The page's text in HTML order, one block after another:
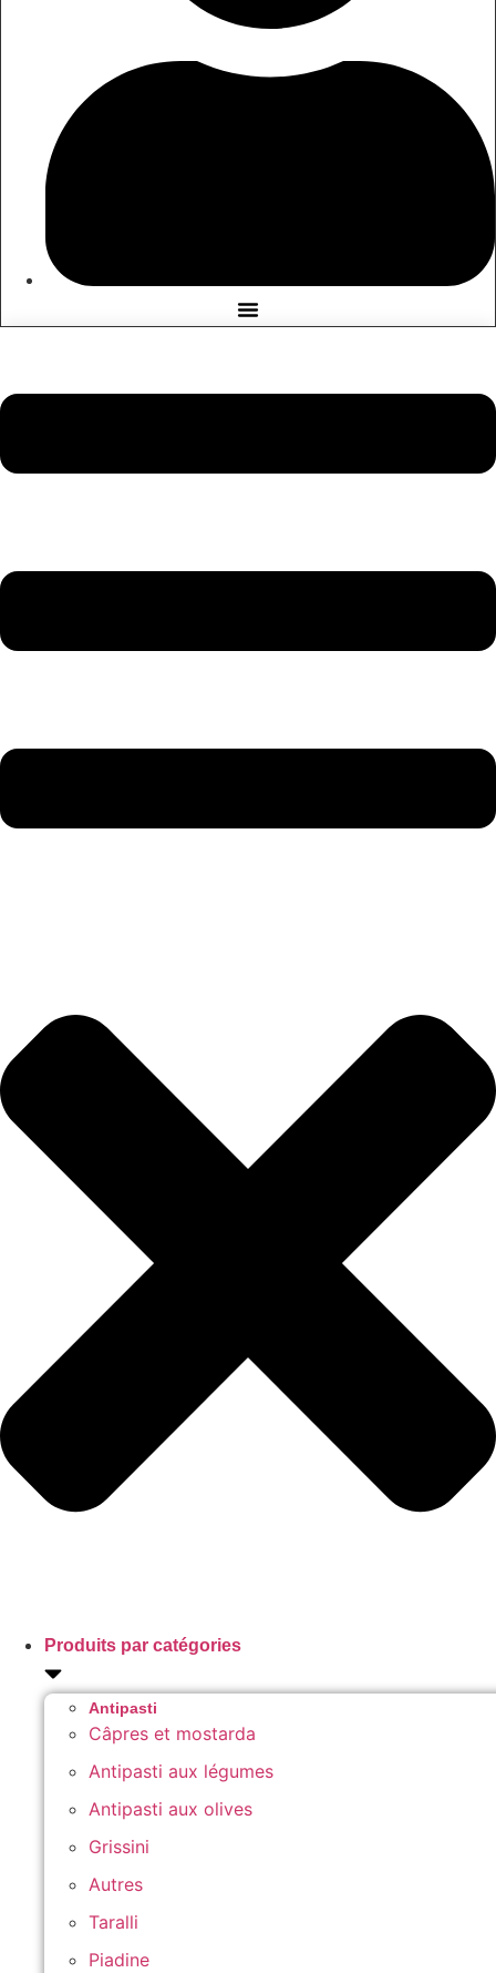
Produits par catégories
Antipasti
Câpres et mostarda
Antipasti aux légumes
Antipasti aux olives
Grissini
Autres
Taralli
Piadine